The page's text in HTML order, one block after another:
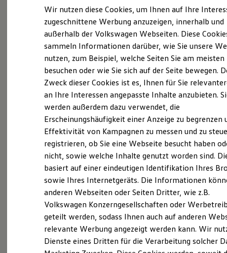
Elektroautos
ID. Tutorials
Elektrofahrzeugkonzepte
Reichweite
Reichweite der ID. Modelle
Reichweite im Winter
Laden
Laden unterwegs
Laden Zuhause
Ladezeitensimulator
Batterie
Sicherheit
Garantie und Lebensdauer
Nachhaltigkeit
Technologie
Kosten und Kauf
Verbrauchskosten
Kaufoptionen
E-Auto-Förderung
Software und Konnektivität
Die ID. Software 6
ID. Software Versionen und Updates
Digitale Extras
Schnittstellen zu Ihrem ID.
Probefahrt vereinbaren
Fahrzeugangebot anfordern
Serviceanfrage stellen
Details des Golf
Wir nutzen diese Cookies, um Ihnen auf Ihre
zugeschnittene Werbung anzuzeigen, innerhalb und
außerhalb der Volkswagen Webseiten. Diese
sammeln Informationen darüber, wie Sie unsere
nutzen, zum Beispiel, welche Seiten Sie am meisten
besuchen oder wie Sie sich auf der Seite bewegen.
Zweck dieser Cookies ist es, Ihnen für Sie
an Ihre Interessen angepasste Inhalte anzubieten.
werden außerdem dazu verwendet, die
Erscheinungshäufigkeit einer Anzeige zu begrenzen
Effektivität von Kampagnen zu messen und zu
registrieren, ob Sie eine Webseite besucht haben
nicht, sowie welche Inhalte genutzt worden sind.
basiert auf einer eindeutigen Identifikation Ihres
sowie Ihres Internetgeräts. Die Informationen
anderen Webseiten oder Seiten Dritter, wie z.B.
Volkswagen Konzerngesellschaften oder
geteilt werden, sodass Ihnen auch auf anderen
relevante Werbung angezeigt werden kann. Wir
Dienste eines Dritten für die Verarbeitung solcher